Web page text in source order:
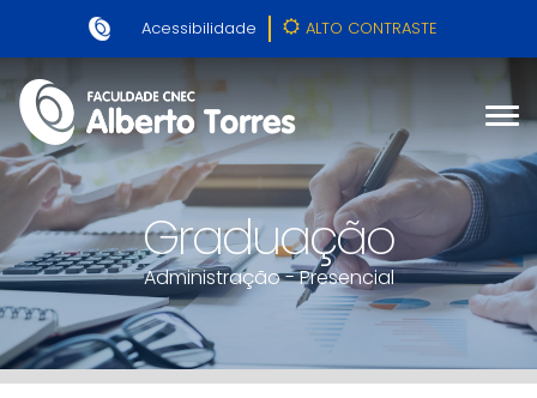
Acessibilidade ALTO CONTRASTE
Graduação
Administração - Presencial